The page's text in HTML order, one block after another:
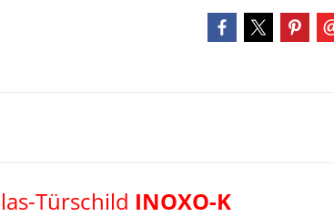
Türschild INOXO-K